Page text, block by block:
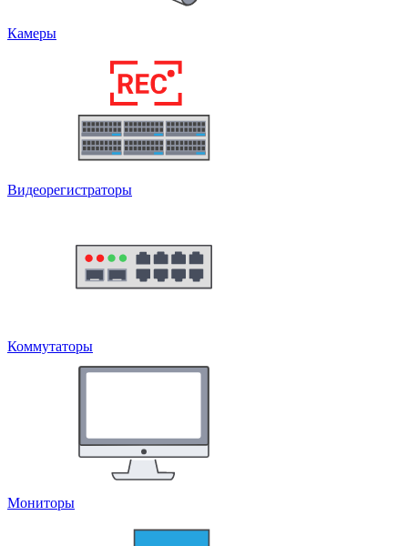
Камеры
Видеорегистраторы
Коммутаторы
Мониторы